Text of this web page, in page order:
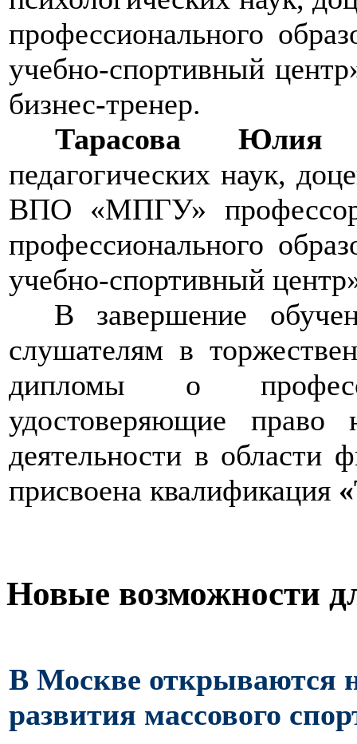
профессионального
учебно-спортивный
бизнес-тренер.
Тарасова Юлия
педагогических наук,
ВПО «МПГУ»
профессионального
учебно-спортивный
В завершение
слушателям в
дипломы о
удостоверяющие право
деятельности в области
присвоена квалификация
Новые возможности
В Москве открываются
развития массового